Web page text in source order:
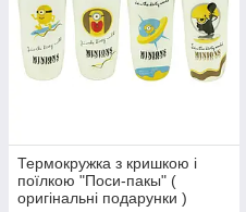
Термокружка з кришкою і
поїлкою "Поси-пакы" (
оригінальні подарунки )